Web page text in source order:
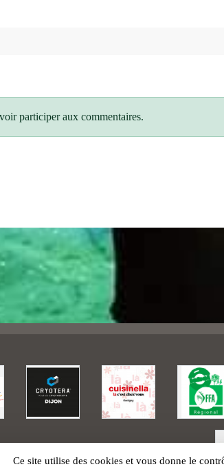
participer aux commentaires.
Ce site utilise des cookies et vous donne le